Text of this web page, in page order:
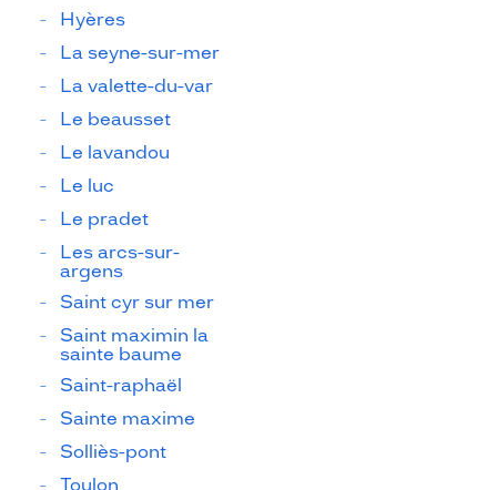
Hyères
La seyne-sur-mer
La valette-du-var
Le beausset
Le lavandou
Le luc
Le pradet
Les arcs-sur-
argens
Saint cyr sur mer
Saint maximin la
sainte baume
Saint-raphaël
Sainte maxime
Solliès-pont
Toulon